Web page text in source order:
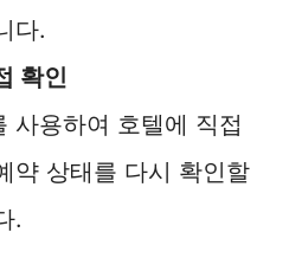
다.
확인
사용하여 호텔에 직접
약 상태를 다시 확인할
.